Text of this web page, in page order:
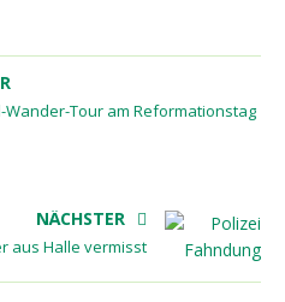
Wander-Tour am Reformationstag
NÄCHSTER
aus Halle vermisst